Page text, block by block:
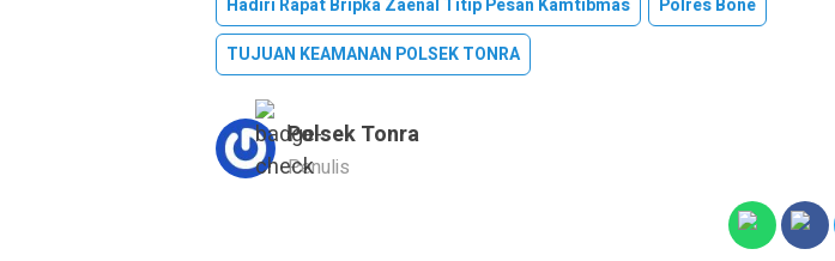
Hadiri Rapat Bripka Zaenal Titip Pesan Kamtibmas
Polres Bone
TUJUAN KEAMANAN POLSEK TONRA
Polsek Tonra
Penulis